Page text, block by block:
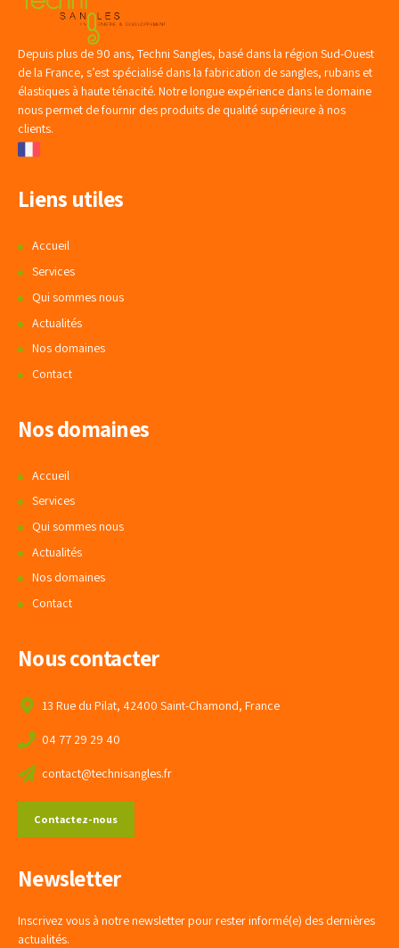
Depuis plus de 90 ans, Techni Sangles, basé dans la région Sud-Ouest
de la France, s’est spécialisé dans la fabrication de sangles, rubans et
élastiques à haute ténacité. Notre longue expérience dans le domaine
nous permet de fournir des produits de qualité supérieure à nos
clients.
Liens utiles
Accueil
Services
Qui sommes nous
Actualités
Nos domaines
Contact
Nos domaines
Accueil
Services
Qui sommes nous
Actualités
Nos domaines
Contact
Nous contacter
13 Rue du Pilat, 42400 Saint-Chamond, France
04 77 29 29 40
contact@technisangles.fr
Contactez-nous
Newsletter
Inscrivez vous à notre newsletter pour rester informé(e) des dernières
actualités.